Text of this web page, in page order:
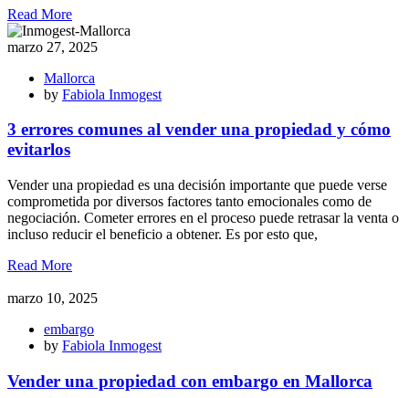
Read More
marzo 27, 2025
Mallorca
by Fabiola Inmogest
3 errores comunes al vender una propiedad y cómo
evitarlos
Vender una propiedad es una decisión importante que puede verse
comprometida por diversos factores tanto emocionales como de
negociación. Cometer errores en el proceso puede retrasar la venta o
incluso reducir el beneficio a obtener. Es por esto que,
Read More
marzo 10, 2025
embargo
by Fabiola Inmogest
Vender una propiedad con embargo en Mallorca